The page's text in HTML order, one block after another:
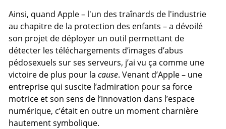
Ainsi, quand Apple – l'un des traînards de l'industrie
au chapitre de la protection des enfants – a dévoilé
son projet de déployer un outil permettant de
détecter les téléchargements d’images d’abus
pédosexuels sur ses serveurs, j’ai vu ça comme une
victoire de plus pour lacause. Venant d’Apple – une
entreprise qui suscite l’admiration pour sa force
motrice et son sens de l’innovation dans l’espace
numérique, c’était en outre un moment charnière
hautement symbolique.